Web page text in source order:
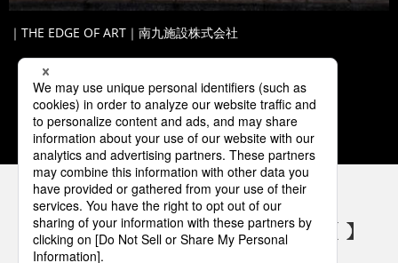
｜THE EDGE OF ART｜南九施設株式会社
1 2 3 4 5
パナソニックの電気設備 SNSアカウント